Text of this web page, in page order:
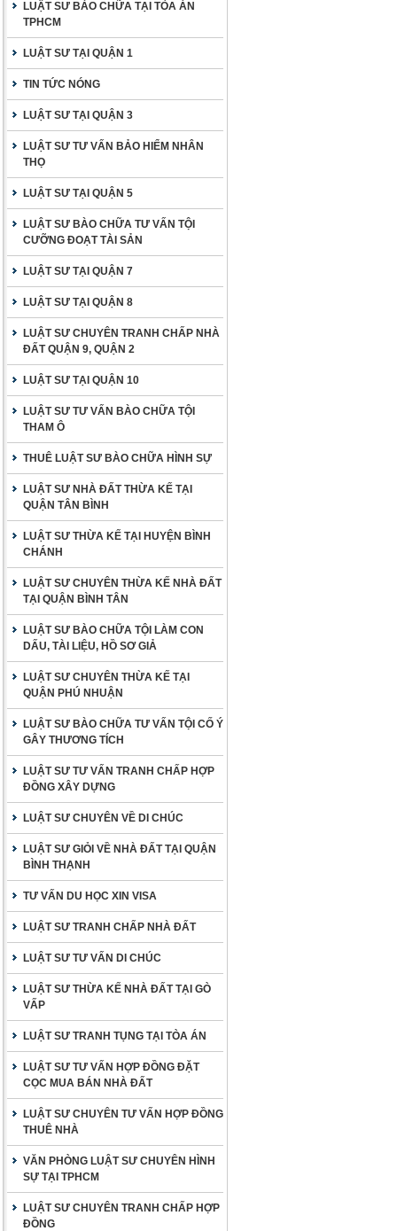
LUẬT SƯ BÀO CHỮA TẠI TÒA ÁN
TPHCM
LUẬT SƯ TẠI QUẬN 1
TIN TỨC NÓNG
LUẬT SƯ TẠI QUẬN 3
LUẬT SƯ TƯ VẤN BẢO HIỂM NHÂN
THỌ
LUẬT SƯ TẠI QUẬN 5
LUẬT SƯ BÀO CHỮA TƯ VẤN TỘI
CƯỠNG ĐOẠT TÀI SẢN
LUẬT SƯ TẠI QUẬN 7
LUẬT SƯ TẠI QUẬN 8
LUẬT SƯ CHUYÊN TRANH CHẤP NHÀ
ĐẤT QUẬN 9, QUẬN 2
LUẬT SƯ TẠI QUẬN 10
LUẬT SƯ TƯ VẤN BÀO CHỮA TỘI
THAM Ô
THUÊ LUẬT SƯ BÀO CHỮA HÌNH SỰ
LUẬT SƯ NHÀ ĐẤT THỪA KẾ TẠI
QUẬN TÂN BÌNH
LUẬT SƯ THỪA KẾ TẠI HUYỆN BÌNH
CHÁNH
LUẬT SƯ CHUYÊN THỪA KẾ NHÀ ĐẤT
TẠI QUẬN BÌNH TÂN
LUẬT SƯ BÀO CHỮA TỘI LÀM CON
DẤU, TÀI LIỆU, HỒ SƠ GIẢ
LUẬT SƯ CHUYÊN THỪA KẾ TẠI
QUẬN PHÚ NHUẬN
LUẬT SƯ BÀO CHỮA TƯ VẤN TỘI CỐ Ý
GÂY THƯƠNG TÍCH
LUẬT SƯ TƯ VẤN TRANH CHẤP HỢP
ĐỒNG XÂY DỰNG
LUẬT SƯ CHUYÊN VỀ DI CHÚC
LUẬT SƯ GIỎI VỀ NHÀ ĐẤT TẠI QUẬN
BÌNH THẠNH
TƯ VẤN DU HỌC XIN VISA
LUẬT SƯ TRANH CHẤP NHÀ ĐẤT
LUẬT SƯ TƯ VẤN DI CHÚC
LUẬT SƯ THỪA KẾ NHÀ ĐẤT TẠI GÒ
VẤP
LUẬT SƯ TRANH TỤNG TẠI TÒA ÁN
LUẬT SƯ TƯ VẤN HỢP ĐỒNG ĐẶT
CỌC MUA BÁN NHÀ ĐẤT
LUẬT SƯ CHUYÊN TƯ VẤN HỢP ĐỒNG
THUÊ NHÀ
VĂN PHÒNG LUẬT SƯ CHUYÊN HÌNH
SỰ TẠI TPHCM
LUẬT SƯ CHUYÊN TRANH CHẤP HỢP
ĐỒNG